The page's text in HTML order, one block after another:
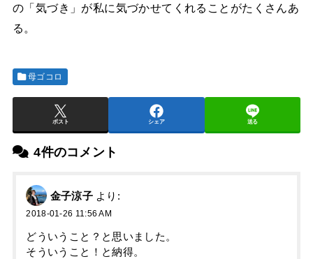
の「気づき」が私に気づかせてくれることがたくさんあ
る。
母ゴコロ
ポスト シェア 送る
4件のコメント
金子涼子 より:
2018-01-26 11:56 AM
どういうこと？と思いました。
そういうこと！と納得。